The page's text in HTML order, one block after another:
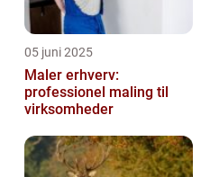
05 juni 2025
Maler erhverv:
professionel maling til
virksomheder